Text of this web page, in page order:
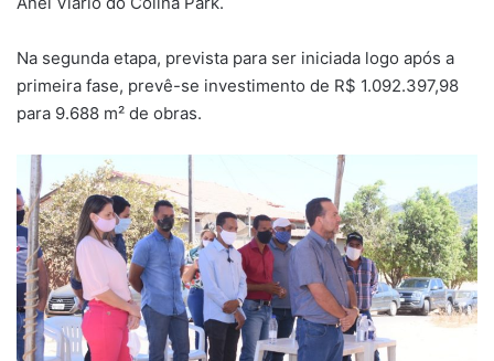
Na segunda etapa, prevista para ser iniciada logo após a
primeira fase, prevê-se investimento de R$ 1.092.397,98
para 9.688 m² de obras.